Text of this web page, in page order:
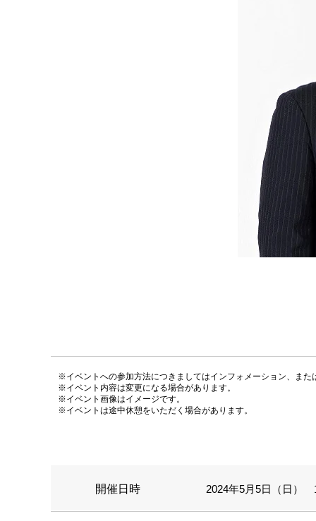
※イベントへの参加方法につきましてはインフォメーション、また
※イベント内容は変更になる場合があります。
※イベント画像はイメージです。
※イベントは途中休憩をいただく場合があります。
開催日時 2024年5月5日（日）